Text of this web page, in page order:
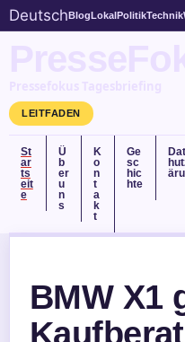
DeutschBlogLokalPolitikTechnik
Pressefokus Tagesbriefing
LEITFADEN
St
ar
ts
eit
e
Ü
b
er
u
n
s
K
o
n
t
a
k
t
Ge
sc
hic
hte
BMW X1